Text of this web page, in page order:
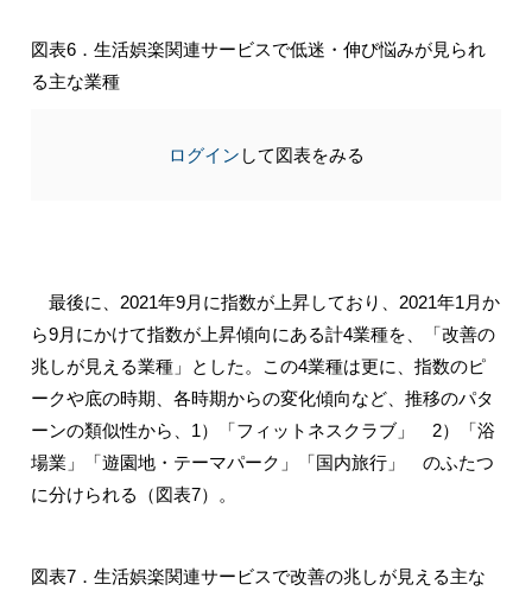
図表6．生活娯楽関連サービスで低迷・伸び悩みが見られ
る主な業種
ログイン して図表をみる
最後に、2021年9月に指数が上昇しており、2021年1月か
ら9月にかけて指数が上昇傾向にある計4業種を、「改善の
兆しが見える業種」とした。この4業種は更に、指数のピ
ークや底の時期、各時期からの変化傾向など、推移のパタ
ーンの類似性から、1）「フィットネスクラブ」 2）「浴
場業」「遊園地・テーマパーク」「国内旅行」 のふたつ
に分けられる（図表7）。
図表7．生活娯楽関連サービスで改善の兆しが見える主な